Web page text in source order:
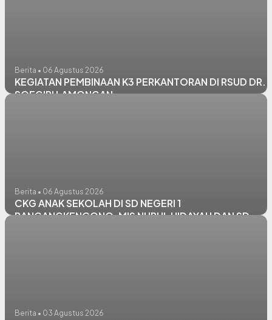
Berita • 06 Agustus 2026
KEGIATAN PEMBINAAN K3 PERKANTORAN DI RSUD DR.
SOEGIRI LAMONGAN
Berita • 06 Agustus 2026
CKG ANAK SEKOLAH DI SD NEGERI 1
RANCANGKENCONO, MIS NURUL HIDAYAH DAN SD
Berita • 03 Agustus 2026